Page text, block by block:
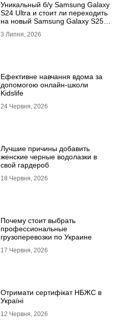
Уникальный б/у Samsung Galaxy
S24 Ultra и стоит ли переходить
на новый Samsung Galaxy S25
3 Липня, 2026
Ефективне навчання вдома за
допомогою онлайн-школи
Kidslife
24 Червня, 2026
Лучшие причины добавить
женские черные водолазки в
свой гардероб
18 Червня, 2026
Почему стоит выбрать
профессиональные
грузоперевозки по Украине
17 Червня, 2026
Отримати сертифікат НБЖС в
Україні
12 Червня, 2026